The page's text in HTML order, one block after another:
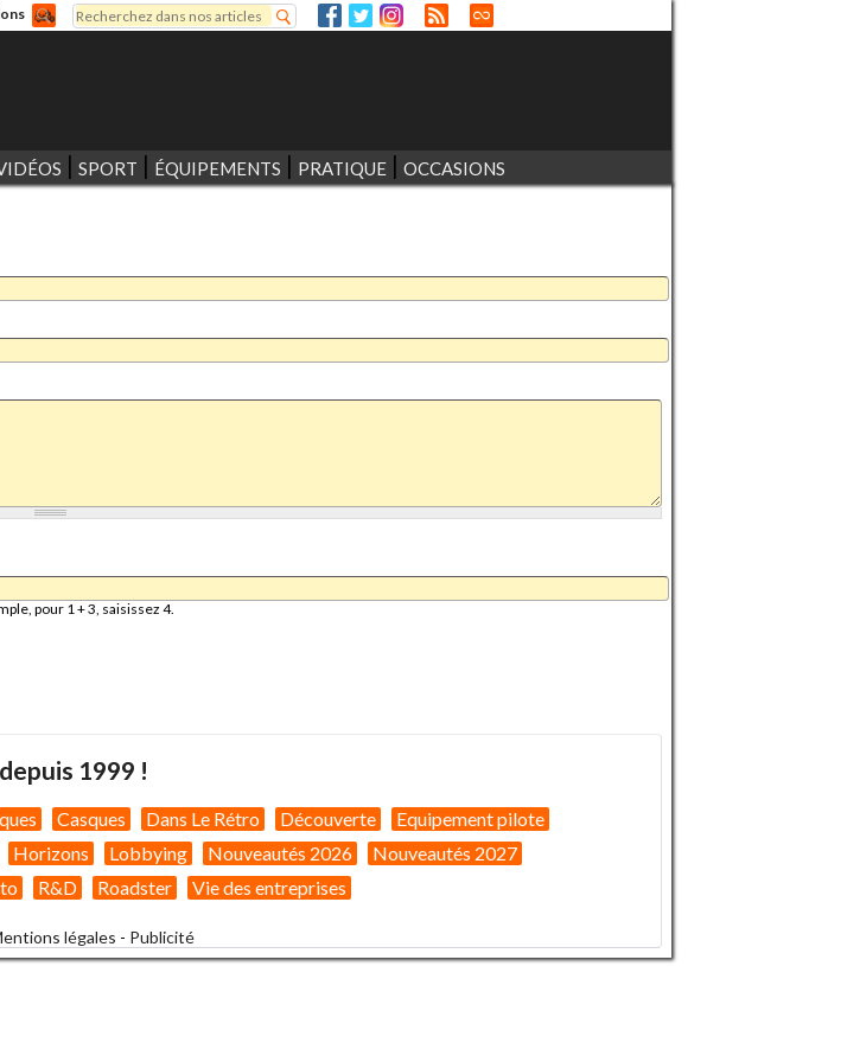
Formulaire de recherche
Rechercher
SPORT ÉQUIPEMENTS PRATIQUE OCCASIONS
pour 1 + 3, saisissez 4.
1999 !
Casques Dans Le Rétro Découverte
Equipement pilote
Horizons Lobbying Nouveautés 2026
Nouveautés 2027
R&D Roadster Vie des entreprises
légales - Publicité